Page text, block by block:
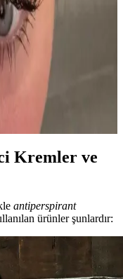
Doğru hijyen, uygun
mümkündür.
Yönetme
ve terlemeyle
ve dermatolojik
Kremler ve
antiperspirant
ürünler şunlardır: